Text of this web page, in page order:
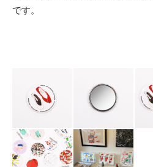
です。